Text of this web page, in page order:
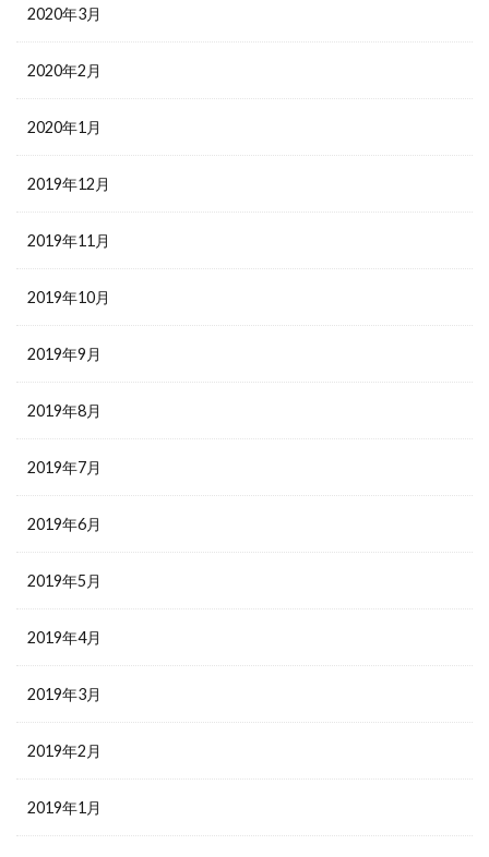
2020年3月
2020年2月
2020年1月
2019年12月
2019年11月
2019年10月
2019年9月
2019年8月
2019年7月
2019年6月
2019年5月
2019年4月
2019年3月
2019年2月
2019年1月